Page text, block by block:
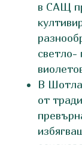
в САЩ
светло-
В
от